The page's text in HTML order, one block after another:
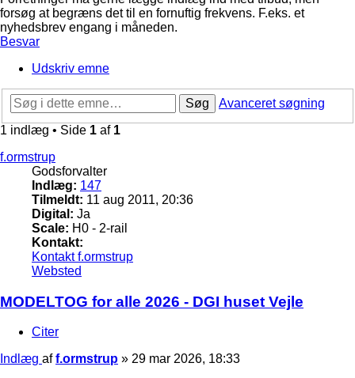
forsøg at begræns det til en fornuftig frekvens. F.eks. et
nyhedsbrev engang i måneden.
Besvar
Udskriv emne
Søg
Avanceret søgning
1 indlæg • Side 1 af 1
f.ormstrup
Godsforvalter
Indlæg: 147
Tilmeldt: 11 aug 2011, 20:36
Digital: Ja
Scale: H0 - 2-rail
Kontakt:
Kontakt f.ormstrup
Websted
MODELTOG for alle 2026 - DGI huset Vejle
Citer
Indlæg aff.ormstrup » 29 mar 2026, 18:33